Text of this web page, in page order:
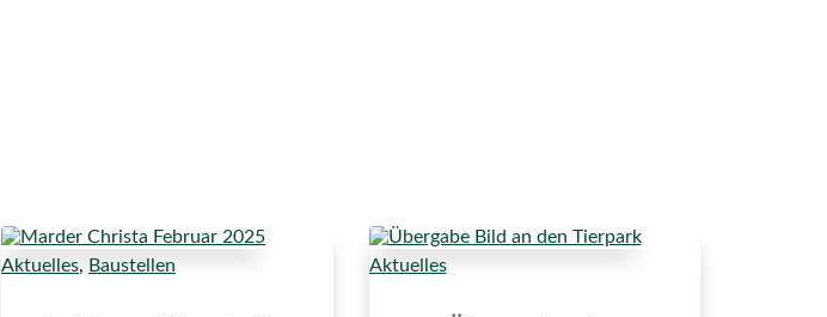
Aktuelles, Baustellen Aktuelles